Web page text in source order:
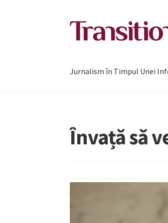
Sari
la
Sari
la
Jurnalism în Timpul Unei
Învață să